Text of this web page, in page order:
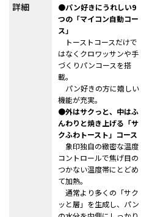
詳細
●パン好きにうれしい9
つの「マイコン自動コー
ス」
トーストコースだけで
はなくクロワッサンや手
づくりパンコースを搭
載。
パン好きの方に嬉しい
機能が充実。
●外はサクっと、中はふ
んわりと焼き上げる「サ
クふわトースト」コース
象印独自の緻密な温度
コントロールで焦げ目の
つかない温度帯にとどめ
て加熱。
通常より多くの「サク
ッと層」を生成し、パン